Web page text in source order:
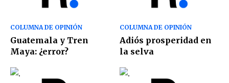
COLUMNA DE OPINIÓN
Guatemala y Tren
Maya: ¿error?
COLUMNA DE OPINIÓN
Adiós prosperidad en
la selva